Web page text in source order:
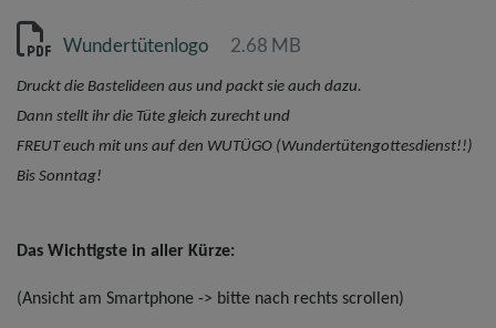
Wundertütenlogo 2.68 MB
Druckt die Bastelideen aus und packt sie auch dazu.
Dann stellt ihr die Tüte gleich zurecht und
FREUT euch mit uns auf den WUTÜGO (Wundertütengottesdienst!!)
Bis Sonntag!
Das Wichtigste in aller Kürze:
(Ansicht am Smartphone -> bitte nach rechts scrollen)